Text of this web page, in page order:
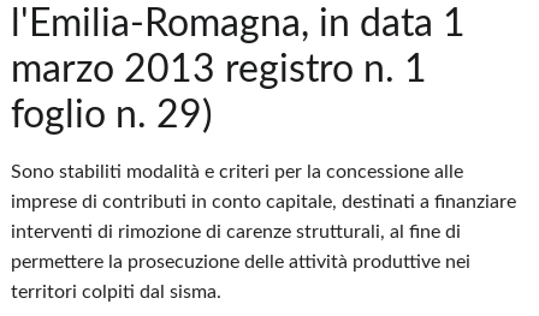
l'Emilia-Romagna, in data 1
marzo 2013 registro n. 1
foglio n. 29)
Sono stabiliti modalità e criteri per la concessione alle
imprese di contributi in conto capitale, destinati a finanziare
interventi di rimozione di carenze strutturali, al fine di
permettere la prosecuzione delle attività produttive nei
territori colpiti dal sisma.